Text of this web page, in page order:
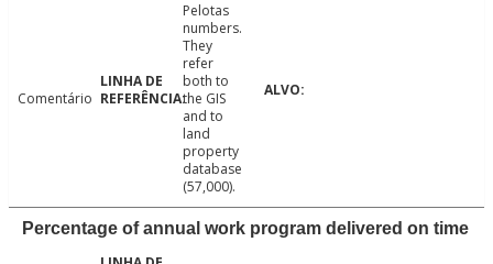
Comentário
Pelotas
numbers.
They
refer
both to
the GIS
and to
land
property
database
(57,000).
Percentage of annual work program delivered on time